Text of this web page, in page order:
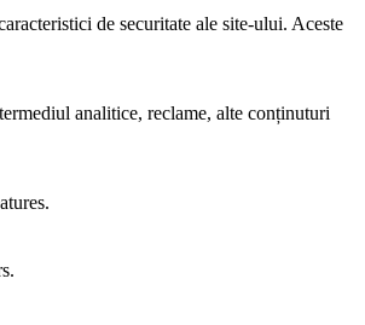
de securitate ale site-ului. Aceste
analitice, reclame, alte conținuturi